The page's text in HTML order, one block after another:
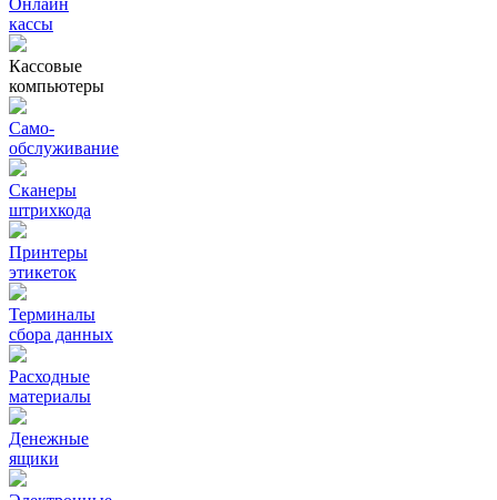
Онлайн
кассы
Кассовые
компьютеры
Само-
обслуживание
Сканеры
штрихкода
Принтеры
этикеток
Терминалы
сбора данных
Расходные
материалы
Денежные
ящики